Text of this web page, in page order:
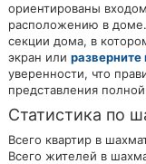
ориентированы
расположению в
секции дома, в
экран или
уверенности, что
представления
Статистика по
Всего квартир в
Всего жителей в